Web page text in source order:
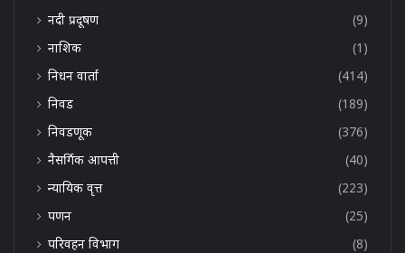
नदी प्रदूषण
(9)
नाशिक
(1)
निधन वार्ता
(414)
निवड
(189)
निवडणूक
(376)
नैसर्गिक आपत्ती
(40)
न्यायिक वृत्त
(223)
पणन
(25)
परिवहन विभाग
(8)